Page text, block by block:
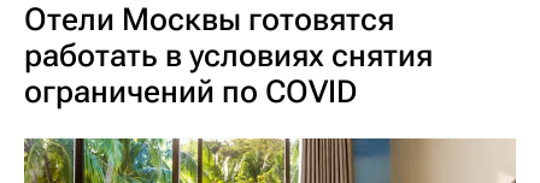
Отели Москвы готовятся
работать в условиях снятия
ограничений по COVID